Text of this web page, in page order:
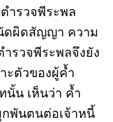
ำรวจพีระพล
ดผิดสัญญา ความ
รวจพีระพลจึงยัง
ะตัวของผู้ค้ำ
นั้น เห็นว่า ค้ำ
พันตนต่อเจ้าหนี้